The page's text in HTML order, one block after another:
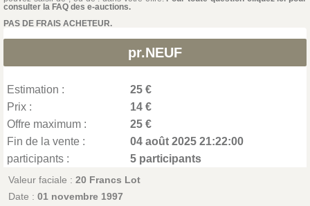
consulter la FAQ des e-auctions.
PAS DE FRAIS ACHETEUR.
pr.NEUF
Estimation :
25 €
Prix :
14 €
Offre maximum :
25 €
Fin de la vente :
04 août 2025 21:22:00
participants :
5 participants
Valeur faciale : 20 Francs Lot
Date : 01 novembre 1997